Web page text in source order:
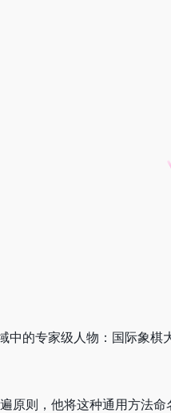
的专家级人物：国际象
则，他将这种通用方法命